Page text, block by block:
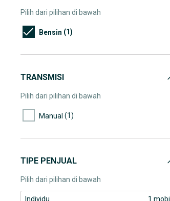
Pilih dari pilihan di bawah
Bensin (1)
TRANSMISI
Pilih dari pilihan di bawah
Manual (1)
TIPE PENJUAL
Pilih dari pilihan di bawah
Individu 1 mobil